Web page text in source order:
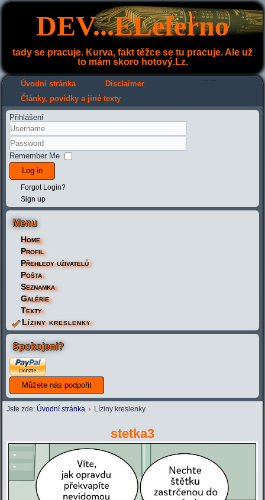
DEV...ELeferno
tady se pracuje. Kurva, fakt těžce se tu pracuje. Ale už
to mám skoro hotový.Lz.
Úvodní stránka Disclaimer
Články, povídky a jiné texty
Přihlášení
Remember Me
Log in
Forgot Login?
Sign up
Menu
Home
Profil
Přehledy uživatelů
Pošta
Seznamka
Galérie
Texty
Líziny kreslenky
Spokojeni?
Jste zde: Úvodní stránka Líziny kreslenky
stetka3